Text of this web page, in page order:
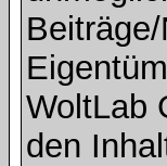
WoltLab
den